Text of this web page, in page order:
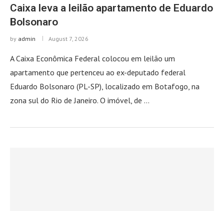
Caixa leva a leilão apartamento de Eduardo
Bolsonaro
by admin August 7, 2026
A Caixa Econômica Federal colocou em leilão um
apartamento que pertenceu ao ex-deputado federal
Eduardo Bolsonaro (PL-SP), localizado em Botafogo, na
zona sul do Rio de Janeiro. O imóvel, de …